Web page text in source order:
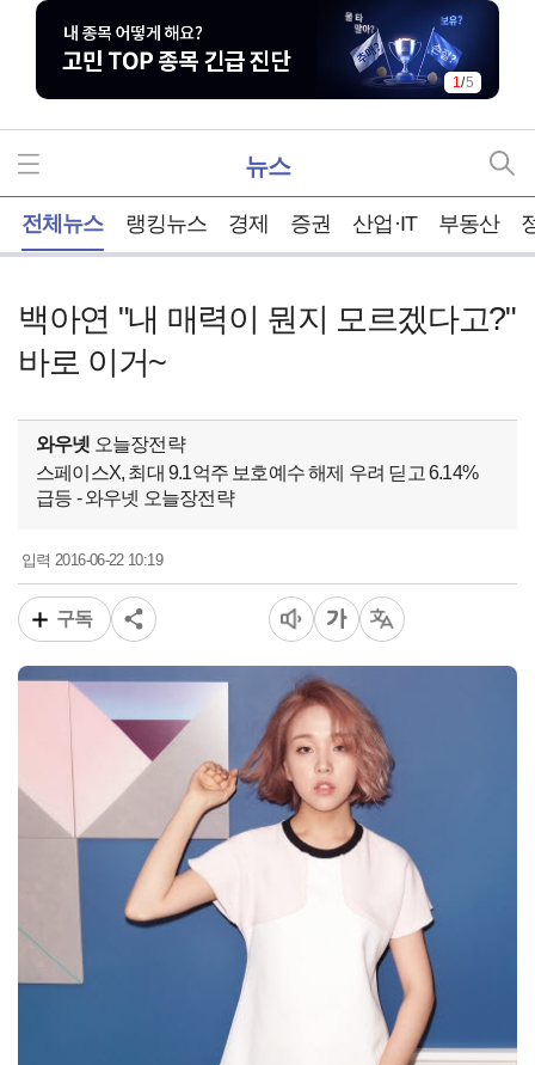
1/5
뉴스
전체뉴스 랭킹뉴스 경제 증권 산업·IT 부동산
백아연 "내 매력이 뭔지 모르겠다고?"
바로 이거~
와우넷 오늘장전략
스페이스X, 최대 9.1억주 보호예수 해제 우려 딛고 6.14%
급등 - 와우넷 오늘장전략
입력2016-06-22 10:19
구독